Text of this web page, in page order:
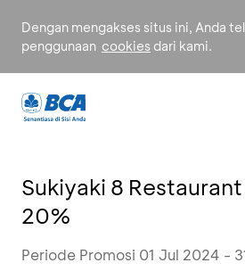
Dengan mengakses situs ini, Anda
penggunaan cookies dari kami.
Sukiyaki 8
20%
Periode Promosi 01 Jul 2024 -